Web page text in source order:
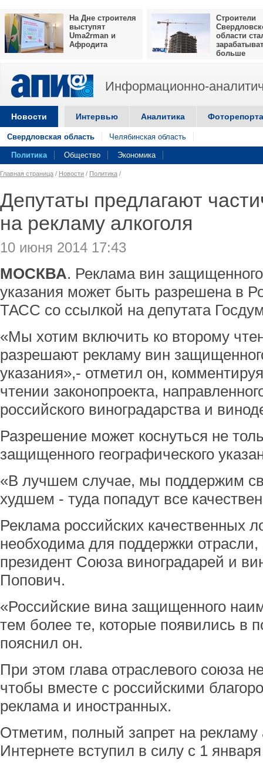
На Дне строителя
выступят
Uma2rman и
Афродита
Строители
области
больше
Информационно-
Новости Интервью Аналитика
Свердловская область Челябинская область
Политика Общество Экономика
Главная страница / Новости / Политика /
Депутаты предлагают
на рекламу алкоголя
10 июня 2014 17:43
МОСКВА. Реклама вин защищенного
указания может быть разрешена в
ТАСС со ссылкой на депутата
«Мы хотим включить ко второму
разрешают рекламу вин
указания»,- отметил он,
чтении законопроекта,
российского виноградарства и
Разрешение может коснуться не
защищенного географического
«В лучшем случае, мы поддержим
худшем - туда попадут все
Реклама российских качественных
необходима для поддержки
президент Союза виноградарей и
Попович.
«Российские вина защищенного
тем более те, которые появились в
пояснил он.
При этом глава отраслевого союза
чтобы вместе с российскими
реклама и иностранных.
Отметим, полный запрет на
Интернете вступил в силу с 1